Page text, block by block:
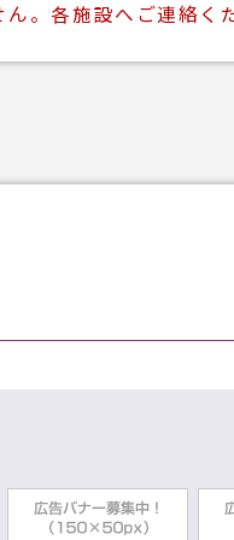
。各施設へご連絡く